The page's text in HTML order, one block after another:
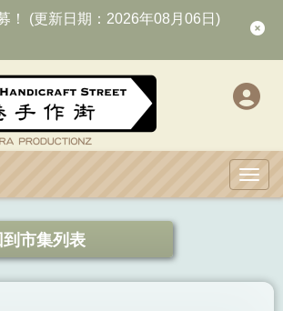
！ (更新日期：2026年08月06日)
到市集列表